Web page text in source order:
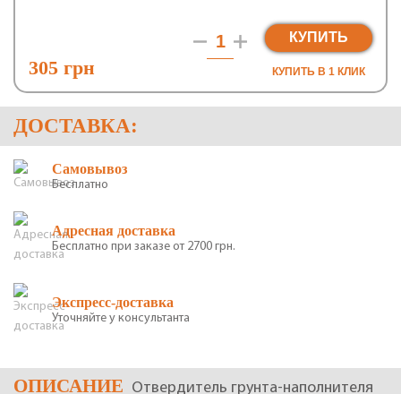
305 грн
КУПИТЬ
КУПИТЬ В 1 КЛИК
ДОСТАВКА:
Самовывоз
Бесплатно
Адресная доставка
Бесплатно при заказе от 2700 грн.
Экспресс-доставка
Уточняйте у консультанта
ОПИСАНИЕ Отвердитель грунта-наполнителя